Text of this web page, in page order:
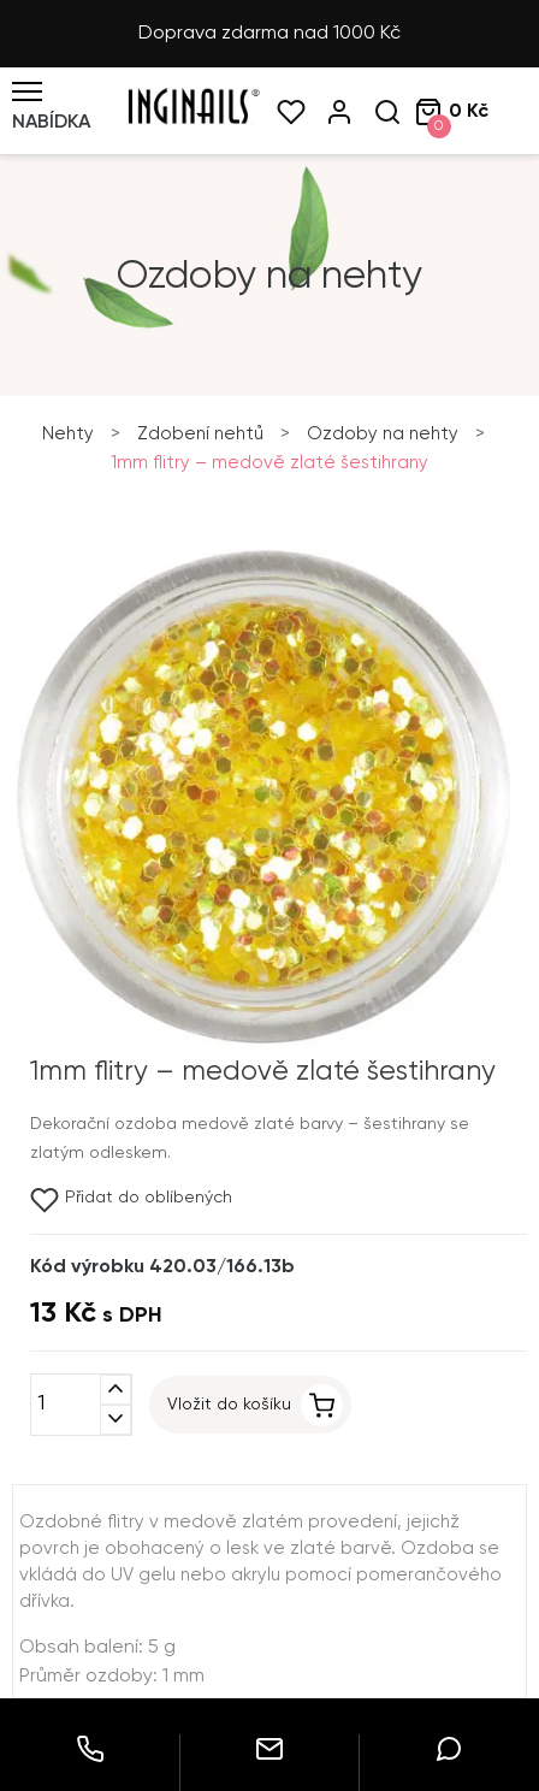
Doprava zdarma nad 1000 Kč
NABÍDKA 0
0 Kč
Ozdoby na nehty
Nehty > Zdobení nehtů > Ozdoby na nehty
>
1mm flitry – medově zlaté šestihrany
1mm flitry – medově zlaté šestihrany
Dekorační ozdoba medově zlaté barvy – šestihrany se
zlatým odleskem.
Přidat do oblíbených
Kód výrobku 420.03/166.13b
13 Kč s DPH
expand_less
expand_more
Vložit do košíku
Ozdobné flitry v medově zlatém provedení, jejichž
povrch je obohacený o lesk ve zlaté barvě. Ozdoba se
vkládá do UV gelu nebo akrylu pomocí pomerančového
dřívka.
Obsah balení: 5 g
Průměr ozdoby: 1 mm